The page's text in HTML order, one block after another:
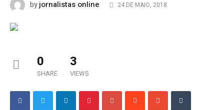
byjornalistas online 24 DE MAIO, 2018
0
SHARE
3
VIEWS